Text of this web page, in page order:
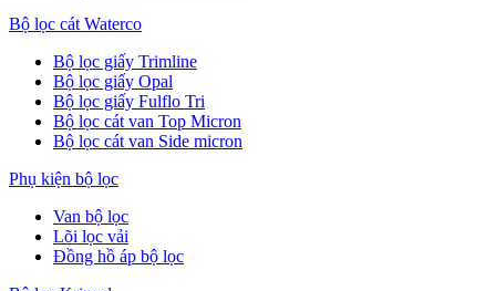
Bộ lọc cát Waterco
Bộ lọc giấy Trimline
Bộ lọc giấy Opal
Bộ lọc giấy Fulflo Tri
Bộ lọc cát van Top Micron
Bộ lọc cát van Side micron
Phụ kiện bộ lọc
Van bộ lọc
Lõi lọc vải
Đồng hồ áp bộ lọc